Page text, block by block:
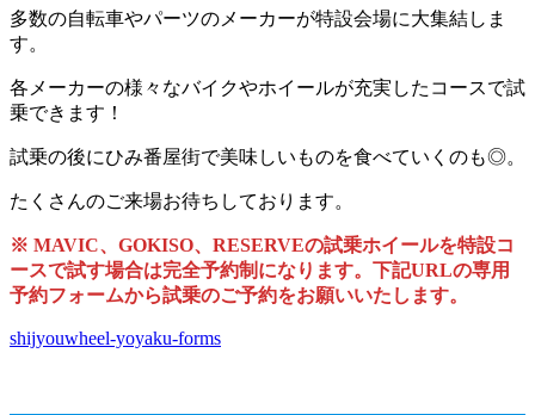
多数の自転車やパーツのメーカーが特設会場に大集結しま
す。
各メーカーの様々なバイクやホイールが充実したコースで試
乗できます！
試乗の後にひみ番屋街で美味しいものを食べていくのも◎。
たくさんのご来場お待ちしております。
※ MAVIC、GOKISO、RESERVEの試乗ホイールを特設コ
ースで試す場合は完全予約制になります。下記URLの専用
予約フォームから試乗のご予約をお願いいたします。
shijyouwheel-yoyaku-forms